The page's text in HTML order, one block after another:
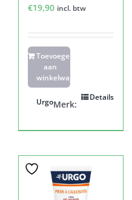
€19,90 incl. btw
Toevoegen
aan
winkelwagen
Details
Merk:
Urgo